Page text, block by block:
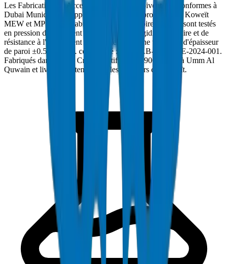
Les Fabrications et Accessoires à Koweït doivent être conformes à
Dubai Municipality Approved et porter l'approbation de Koweït
MEW et MPW. Les Fabrications et Accessoires Crown sont testés
en pression d'éclatement à des normes de rigidité annulaire et de
résistance à l'écrasement applicables avec une tolérance d'épaisseur
de paroi ±0.5mm. Réf. conformité : DM-FAB-GREASE-2024-001.
Fabriqués dans l'usine Crown certifiée ISO 9001:2015 à Umm Al
Quwain et livrés directement sur les chantiers de Koweït.